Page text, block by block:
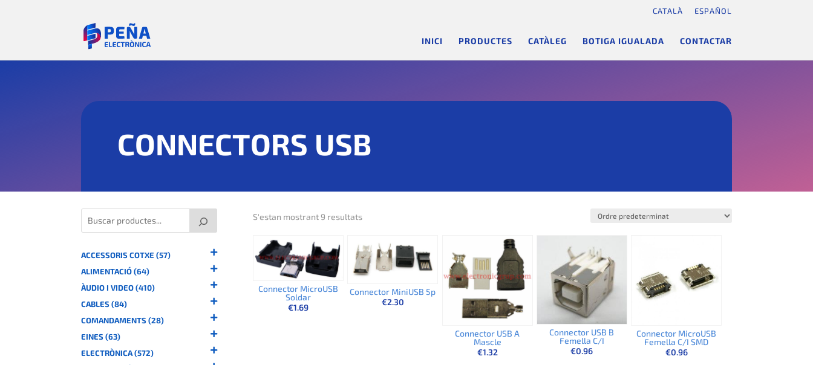
CATALÀ ESPAÑOL
INICI PRODUCTES CATÀLEG BOTIGA IGUALADA CONTACTAR
CONNECTORS USB
ACCESSORIS COTXE (57)
ALIMENTACIÓ (64)
ÀUDIO I VIDEO (410)
CABLES (84)
COMANDAMENTS (28)
EINES (63)
ELECTRÒNICA (572)
S'estan mostrant 9 resultats
Connector MicroUSB
Soldar
€1.69
Connector MiniUSB 5p
€2.30
Connector USB A
Mascle
€1.32
Connector USB B
Femella C/I
€0.96
Connector MicroUSB
Femella C/I SMD
€0.96